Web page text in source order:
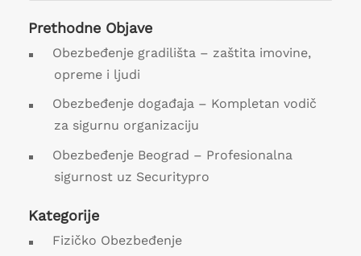
Prethodne Objave
Obezbeđenje gradilišta – zaštita imovine,
opreme i ljudi
Obezbeđenje događaja – Kompletan vodič
za sigurnu organizaciju
Obezbeđenje Beograd – Profesionalna
sigurnost uz Securitypro
Kategorije
Fizičko Obezbeđenje